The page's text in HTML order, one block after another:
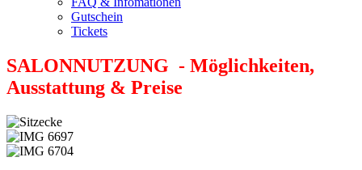
Gutschein
Tickets
SALONNUTZUNG - Möglichkeiten,
Ausstattung & Preise